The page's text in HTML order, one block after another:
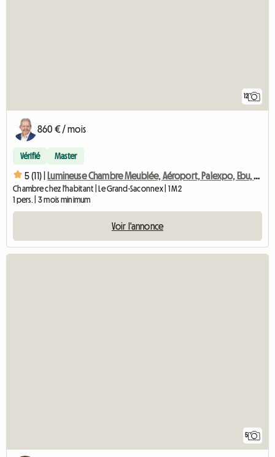
12
860 € / mois
Vérifié Master
5 (11) | Lumineuse Chambre Meublée, Aéroport, Palexpo, Ebu, Onu, Who,
Chambre chez l'habitant | Le Grand-Saconnex | 1 M2
1 pers. | 3 mois minimum
Voir l'annonce
5